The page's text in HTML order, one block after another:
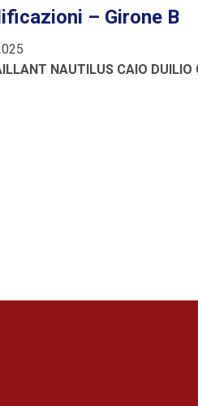
– Girone B
NAUTILUS CAIO